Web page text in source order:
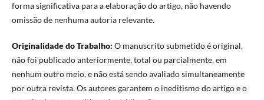
forma significativa para a elaboração do artigo, não havendo
omissão de nenhuma autoria relevante.
Originalidade do Trabalho: O manuscrito submetido é original,
não foi publicado anteriormente, total ou parcialmente, em
nenhum outro meio, e não está sendo avaliado simultaneamente
por outra revista. Os autores garantem o ineditismo do artigo e o